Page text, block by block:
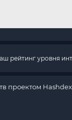
рейтинг уровня
проектом Hashdex